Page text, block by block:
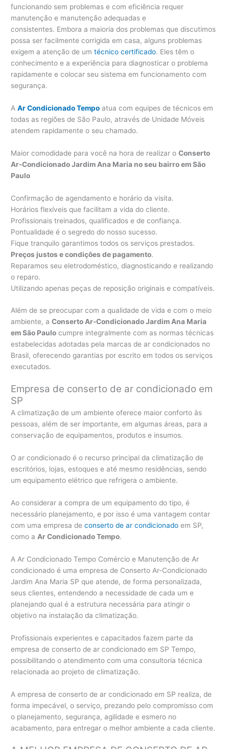
funcionando sem problemas e com eficiência requer
manutenção e manutenção adequadas e
consistentes. Embora a maioria dos problemas que discutimos
possa ser facilmente corrigida em casa, alguns problemas
exigem a atenção de umtécnico certificado. Eles têm o
conhecimento e a experiência para diagnosticar o problema
rapidamente e colocar seu sistema em funcionamento com
segurança.
AAr Condicionado Tempo atua com equipes de técnicos em
todas as regiões de São Paulo, através de Unidade Móveis
atendem rapidamente o seu chamado.
Maior comodidade para você na hora de realizar oConserto
Ar-Condicionado Jardim Ana Maria no seu bairro em São
Paulo
Confirmação de agendamento e horário da visita.
Horários flexíveis que facilitam a vida do cliente.
Profissionais treinados, qualificados e de confiança.
Pontualidade é o segredo do nosso sucesso.
Fique tranquilo garantimos todos os serviços prestados.
Preços justos e condições de pagamento.
Reparamos seu eletrodoméstico, diagnosticando e realizando
o reparo.
Utilizando apenas peças de reposição originais e compatíveis.
Além de se preocupar com a qualidade de vida e com o meio
ambiente, aConserto Ar-Condicionado Jardim Ana Maria
em São Paulo cumpre integralmente com as normas técnicas
estabelecidas adotadas pela marcas de ar condicionados no
Brasil, oferecendo garantias por escrito em todos os serviços
executados.
Empresa de conserto de ar condicionado em
SP
A climatização de um ambiente oferece maior conforto às
pessoas, além de ser importante, em algumas áreas, para a
conservação de equipamentos, produtos e insumos.
O ar condicionado é o recurso principal da climatização de
escritórios, lojas, estoques e até mesmo residências, sendo
um equipamento elétrico que refrigera o ambiente.
Ao considerar a compra de um equipamento do tipo, é
necessário planejamento, e por isso é uma vantagem contar
com uma empresa deconserto de ar condicionado em SP,
como a Ar Condicionado Tempo.
A Ar Condicionado Tempo Comércio e Manutenção de Ar
condicionado é uma empresa de Conserto Ar-Condicionado
Jardim Ana Maria SP que atende, de forma personalizada,
seus clientes, entendendo a necessidade de cada um e
planejando qual é a estrutura necessária para atingir o
objetivo na instalação da climatização.
Profissionais experientes e capacitados fazem parte da
empresa de conserto de ar condicionado em SP Tempo,
possibilitando o atendimento com uma consultoria técnica
relacionada ao projeto de climatização.
A empresa de conserto de ar condicionado em SP realiza, de
forma impecável, o serviço, prezando pelo compromisso com
o planejamento, segurança, agilidade e esmero no
acabamento, para entregar o melhor ambiente a cada cliente.